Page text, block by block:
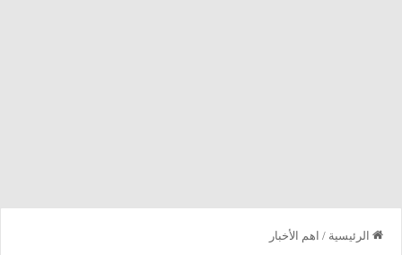
الرئيسية / اهم الأخبار